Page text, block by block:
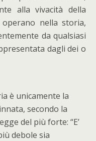
alla vivacità della
nella storia,
da qualsiasi
dagli dei o
è unicamente la
secondo la
del più forte: “E’
debole sia